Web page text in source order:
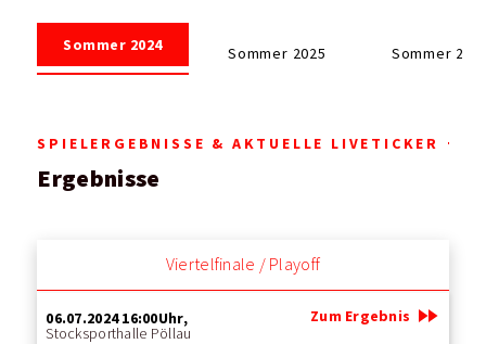
Sommer 2024 Sommer 2025 Sommer
SPIELERGEBNISSE & AKTUELLE LIVETICKER
Ergebnisse
Viertelfinale / Playoff
06.07.2024 16:00Uhr,
Stocksporthalle Pöllau
Zum Ergebnis fast_forward